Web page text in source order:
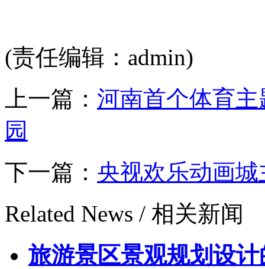
(责任编辑：admin)
上一篇： 河南首个体育
园
下一篇： 央视欢乐动画
Related News / 相关新闻
旅游景区景观规划设计